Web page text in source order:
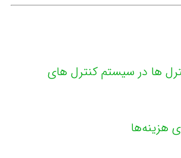
ها در سیستم کنترل های
هزینه‌ها